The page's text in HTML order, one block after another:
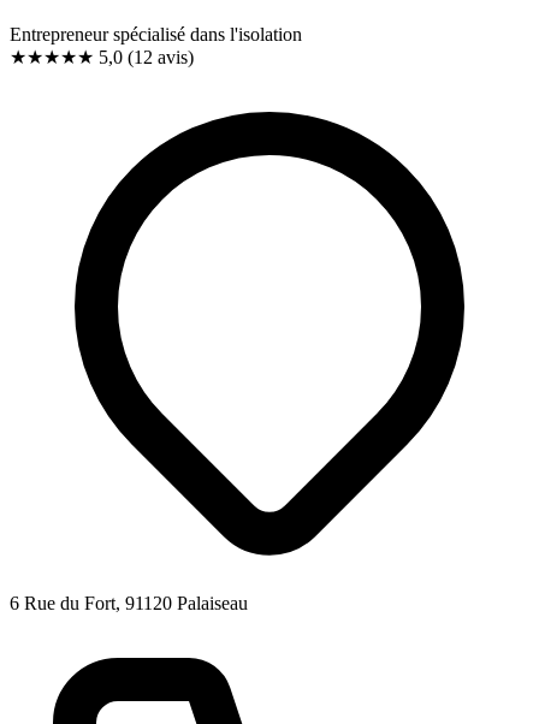
Entrepreneur spécialisé dans l'isolation
★★★★★ 5,0 (12 avis)
6 Rue du Fort, 91120 Palaiseau